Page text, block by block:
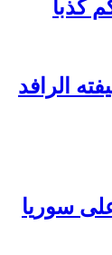
كذباً
الرافد
سوريا